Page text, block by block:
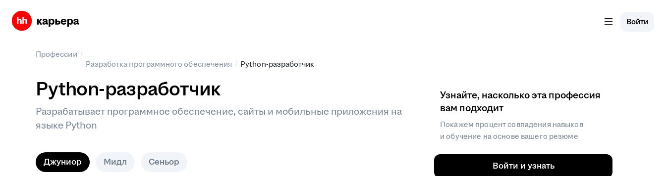
Войти
Профессии /
Python-разработчик
Разработка программного обеспечения /
Python-разработчик
Разрабатывает программное обеспечение, сайты и мобильные приложения на
языке Python
Джуниор Мидл Сеньор
Узнайте, насколько эта профессия
вам подходит
Покажем процент совпадения навыков
и обучение на основе вашего резюме
Войти и узнать